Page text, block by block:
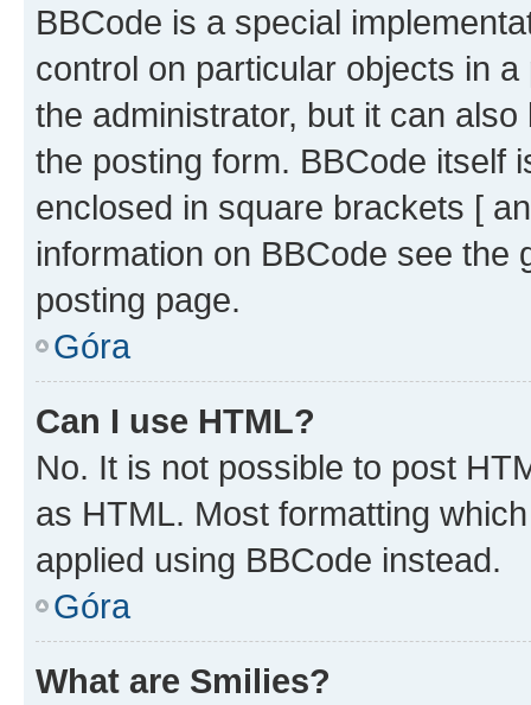
BBCode is a special
control on particular objects in
the administrator, but it can
the posting form. BBCode itself
enclosed in square brackets [
information on BBCode see
posting page.
Góra
Can I use HTML?
No. It is not possible to post
as HTML. Most formatting
applied using BBCode instead.
Góra
What are Smilies?